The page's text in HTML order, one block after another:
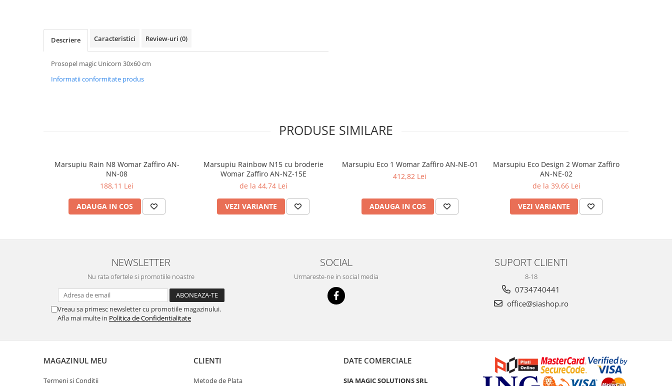
Descriere Caracteristici Review-uri (0)
Prosopel magic Unicorn 30x60 cm
Informatii conformitate produs
PRODUSE SIMILARE
Marsupiu Rain N8 Womar Zaffiro AN-
NN-08
188,11 Lei
ADAUGA IN COS
Marsupiu Rainbow N15 cu broderie
Womar Zaffiro AN-NZ-15E
de la 44,74 Lei
VEZI VARIANTE
Marsupiu Eco 1 Womar Zaffiro AN-NE-01
412,82 Lei
ADAUGA IN COS
Marsupiu Eco Design 2 Womar Zaffiro
AN-NE-02
de la 39,66 Lei
VEZI VARIANTE
NEWSLETTER
Nu rata ofertele si promotiile noastre
Vreau sa primesc newsletter cu promotiile magazinului.
Afla mai multe in Politica de Confidentialitate
SOCIAL
Urmareste-ne in social media
SUPORT CLIENTI
8-18
0734740441
office@siashop.ro
MAGAZINUL MEU
Termeni si Conditii
CLIENTI
Metode de Plata
DATE COMERCIALE
SIA MAGIC SOLUTIONS SRL